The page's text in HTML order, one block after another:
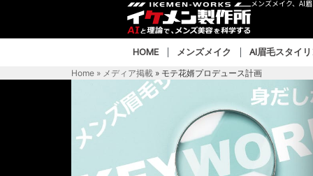
メンズメイク、AI
HOME メンズメイク
AI眉毛スタイ
Home » メディア掲載 » モテ花婿プロデュース計画